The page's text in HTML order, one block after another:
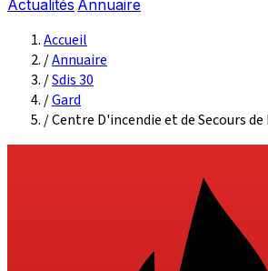
Actualités Annuaire
Accueil
/Annuaire
/Sdis 30
/Gard
/Centre D'incendie et de Secours